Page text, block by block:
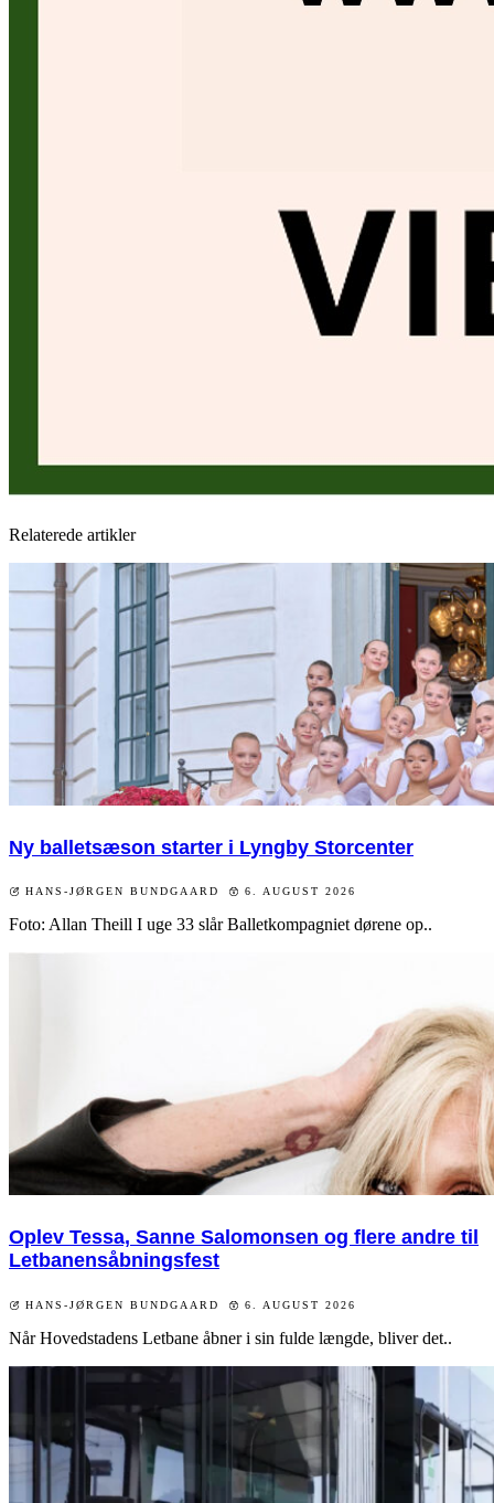
Relaterede artikler
Ny balletsæson starter i Lyngby Storcenter
HANS-JØRGEN BUNDGAARD 6. AUGUST 2026
Foto: Allan Theill I uge 33 slår Balletkompagniet dørene op..
Oplev Tessa, Sanne Salomonsen og flere andre til
Letbanensåbningsfest
HANS-JØRGEN BUNDGAARD 6. AUGUST 2026
Når Hovedstadens Letbane åbner i sin fulde længde, bliver det..